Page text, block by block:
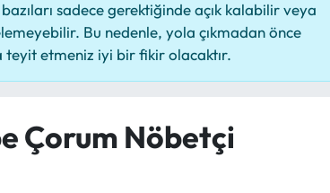
sadece gerektiğinde açık kalabilir veya
Bu nedenle, yola çıkmadan önce
teyit etmeniz iyi bir fikir olacaktır.
Çorum Nöbetçi